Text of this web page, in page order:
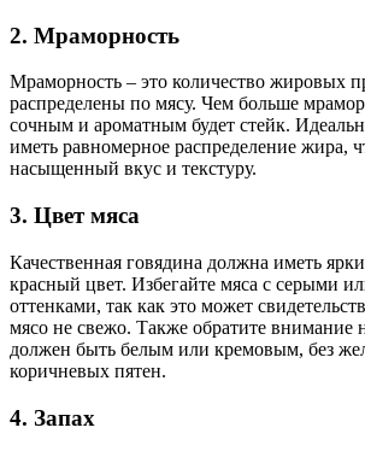
2. Мраморность
Мраморность – это количество жировых
распределены по мясу. Чем больше
сочным и ароматным будет стейк.
иметь равномерное распределение жира,
насыщенный вкус и текстуру.
3. Цвет мяса
Качественная говядина должна иметь
красный цвет. Избегайте мяса с серыми
оттенками, так как это может
мясо не свежо. Также обратите внимание
должен быть белым или кремовым, без
коричневых пятен.
4. Запах